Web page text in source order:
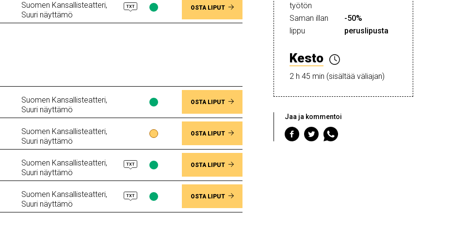
jäljellä
Suomen Kansallisteatteri,
Suuri näyttämö
Lippujen
saatavuus
OSTA LIPUT
Suomen Kansallisteatteri,
Suuri näyttämö
Lippujen
saatavuus
vapaana
OSTA LIPUT
Suomen Kansallisteatteri,
Suuri näyttämö
Lippujen
saatavuus
jäljellä
OSTA LIPUT
Suomen Kansallisteatteri,
Suuri näyttämö
Lippujen
saatavuus
vapaana
OSTA LIPUT
Suomen Kansallisteatteri,
Suuri näyttämö
Lippujen
saatavuus
OSTA LIPUT
työtön
Saman illan
lippu
-50%
peruslipusta
Kesto
2 h 45 min (sisältää väliajan)
Jaa ja kommentoi
Jaa
Facebookiin
Jaa
Twitteriin
Jaa
WhatsAppiin